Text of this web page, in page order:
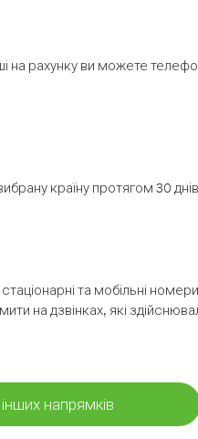
рахунку ви можете
країну протягом 30
та мобільні
на дзвінках, які
напрямків